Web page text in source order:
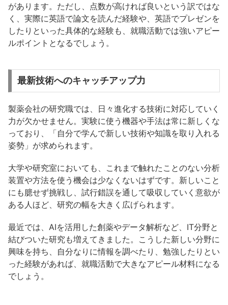
があります。ただし、点数が高ければ良いという訳ではな
く、実際に英語で論文を読んだ経験や、英語でプレゼンを
したりといった具体的な経験も、就職活動では強いアピー
ルポイントとなるでしょう。
最新技術へのキャッチアップ力
製薬会社の研究職では、日々進化する技術に対応していく
力が欠かせません。実験に使う機器や手法は常に新しくな
っており、「自分で学んで新しい技術や知識を取り入れる
姿勢」が求められます。
大学や研究室においても、これまで触れたことのない分析
装置や方法を使う機会は少なくないはずです。新しいこと
にも臆せず挑戦し、試行錯誤を通して吸収していく意欲が
ある人ほど、研究の幅を大きく広げられます。
最近では、AIを活用した創薬やデータ解析など、IT分野と
結びついた研究も増えてきました。こうした新しい分野に
興味を持ち、自分なりに情報を調べたり、勉強したりとい
った経験があれば、就職活動で大きなアピール材料になる
でしょう。